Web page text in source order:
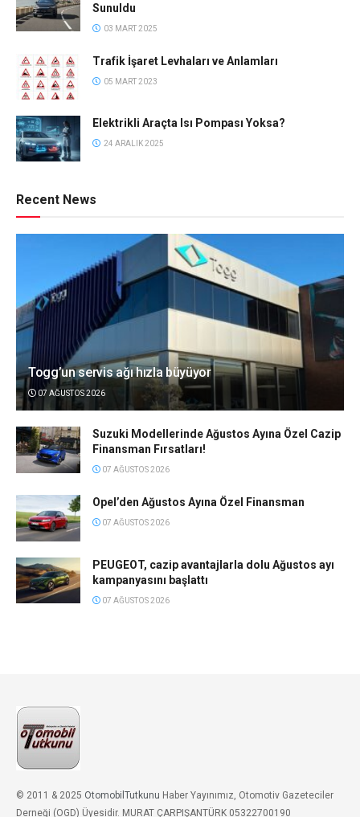
Sunuldu
03 MART 2025
Trafik İşaret Levhaları ve Anlamları
05 MART 2023
Elektrikli Araçta Isı Pompası Yoksa?
24 ARALIK 2025
Recent News
Togg’un servis ağı hızla büyüyor
07 AĞUSTOS 2026
Suzuki Modellerinde Ağustos Ayına Özel Cazip
Finansman Fırsatları!
07 AĞUSTOS 2026
Opel’den Ağustos Ayına Özel Finansman
07 AĞUSTOS 2026
PEUGEOT, cazip avantajlarla dolu Ağustos ayı
kampanyasını başlattı
07 AĞUSTOS 2026
© 2011 & 2025 OtomobilTutkunu Haber Yayınımız, Otomotiv Gazeteciler
Derneği (OGD) Üyesidir. MURAT ÇARPIŞANTÜRK 05322700190